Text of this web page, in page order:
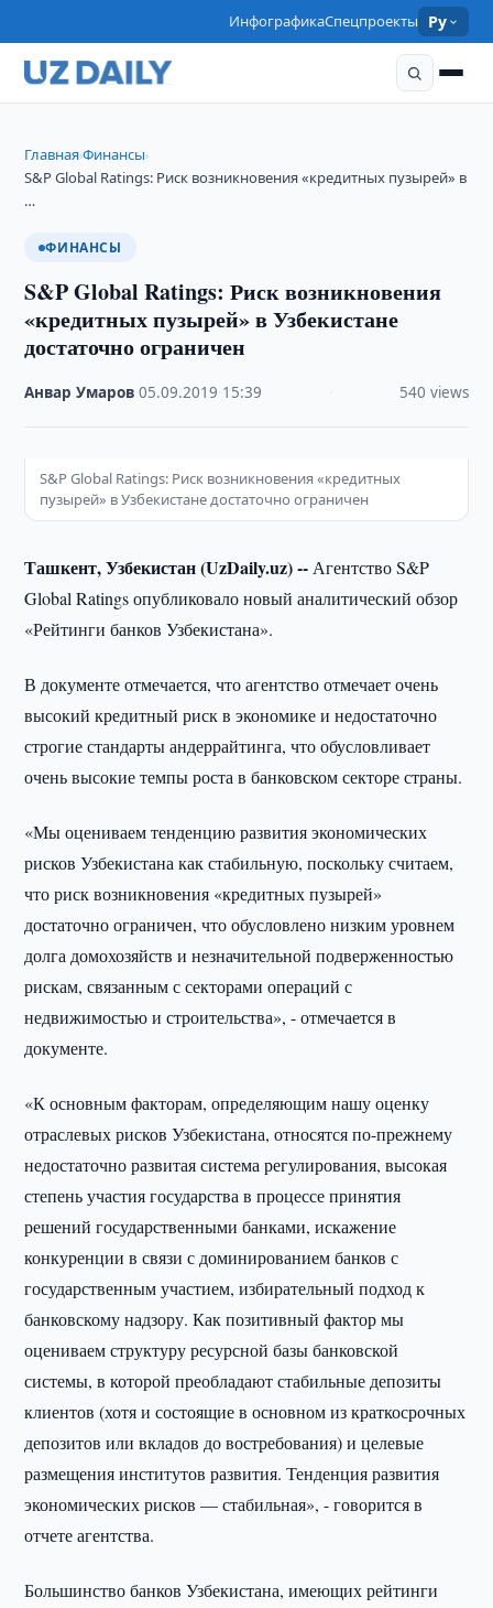
ИнфографикаСпецпроекты Ру
Главная›Финансы›
S&P Global Ratings: Риск возникновения «кредитных пузырей» в
…
ФИНАНСЫ
S&P Global Ratings: Риск возникновения
«кредитных пузырей» в Узбекистане
достаточно ограничен
Анвар Умаров ·05.09.2019 15:39 540 views
S&P Global Ratings: Риск возникновения «кредитных
пузырей» в Узбекистане достаточно ограничен
Ташкент, Узбекистан (UzDaily.uz) -- Агентство S&P
Global Ratings опубликовало новый аналитический обзор
«Рейтинги банков Узбекистана».
В документе отмечается, что агентство отмечает очень
высокий кредитный риск в экономике и недостаточно
строгие стандарты андеррайтинга, что обусловливает
очень высокие темпы роста в банковском секторе страны.
«Мы оцениваем тенденцию развития экономических
рисков Узбекистана как стабильную, поскольку считаем,
что риск возникновения «кредитных пузырей»
достаточно ограничен, что обусловлено низким уровнем
долга домохозяйств и незначительной подверженностью
рискам, связанным с секторами операций с
недвижимостью и строительства», - отмечается в
документе.
«К основным факторам, определяющим нашу оценку
отраслевых рисков Узбекистана, относятся по-прежнему
недостаточно развитая система регулирования, высокая
степень участия государства в процессе принятия
решений государственными банками, искажение
конкуренции в связи с доминированием банков с
государственным участием, избирательный подход к
банковскому надзору. Как позитивный фактор мы
оцениваем структуру ресурсной базы банковской
системы, в которой преобладают стабильные депозиты
клиентов (хотя и состоящие в основном из краткосрочных
депозитов или вкладов до востребования) и целевые
размещения институтов развития. Тенденция развития
экономических рисков — стабильная», - говорится в
отчете агентства.
Большинство банков Узбекистана, имеющих рейтинги